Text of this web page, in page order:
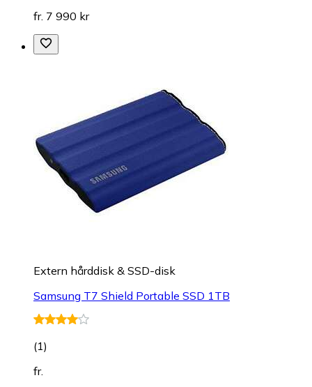
fr. 7 990 kr
Extern hårddisk & SSD-disk
Samsung T7 Shield Portable SSD 1TB
(1)
fr.